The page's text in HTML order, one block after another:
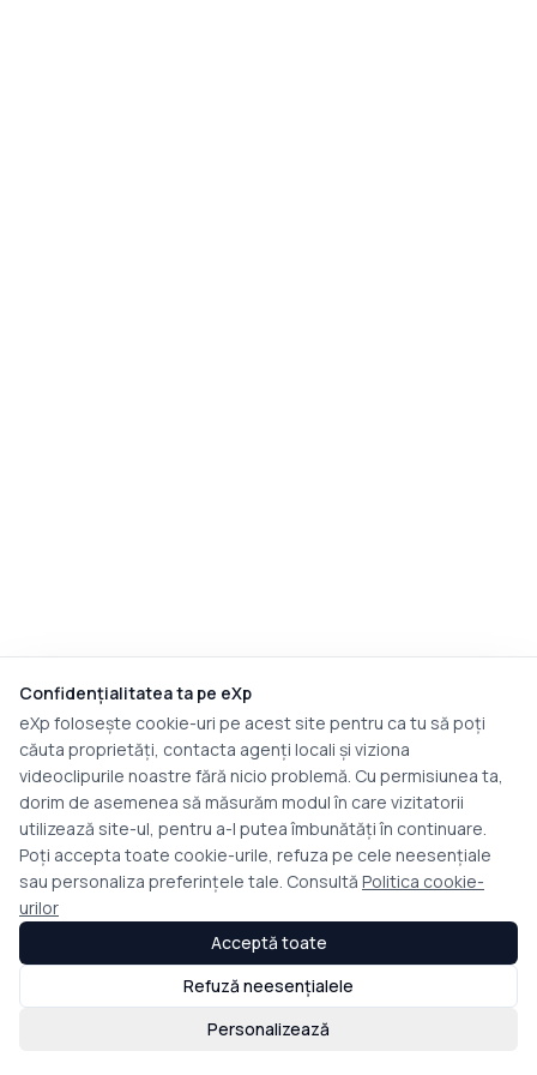
Confidențialitatea ta pe eXp
eXp folosește cookie-uri pe acest site pentru ca tu să poți
căuta proprietăți, contacta agenți locali și viziona
videoclipurile noastre fără nicio problemă. Cu permisiunea ta,
dorim de asemenea să măsurăm modul în care vizitatorii
utilizează site-ul, pentru a-l putea îmbunătăți în continuare.
Poți accepta toate cookie-urile, refuza pe cele neesențiale
sau personaliza preferințele tale. Consultă Politica cookie-
urilor
Personalizează
Refuză neesențialele
Acceptă toate